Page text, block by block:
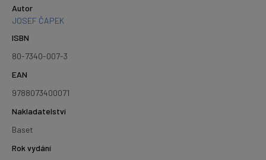
Autor
JOSEF ČAPEK
ISBN
80-7340-007-3
EAN
9788073400071
Nakladatelství
Baset
Rok vydání